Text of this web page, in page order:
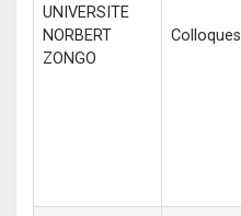
UNIVERSITE
NORBERT
ZONGO
Colloques